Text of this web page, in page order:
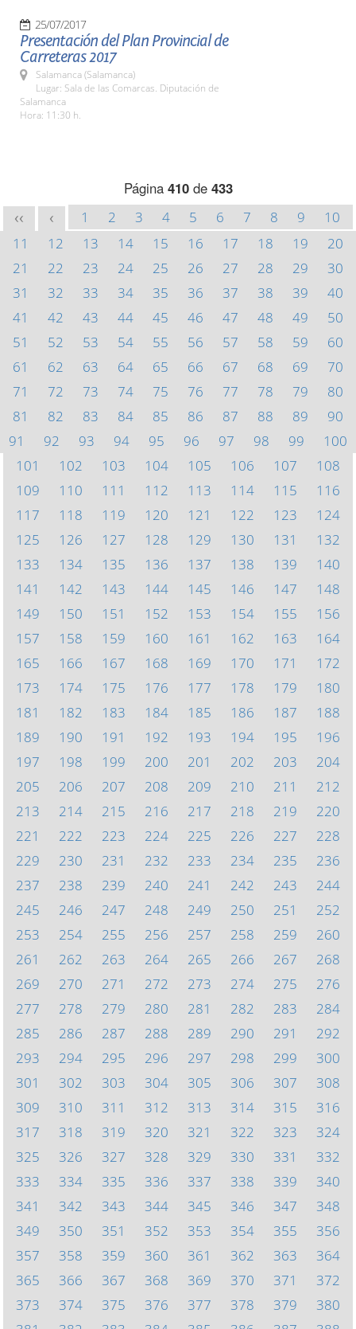
25/07/2017
Presentación del Plan Provincial de
Carreteras 2017
Salamanca (Salamanca)
Lugar: Sala de las Comarcas. Diputación de
Salamanca
Hora: 11:30 h.
Página 410de 433
<< < 1 2 3 4 5 6 7 8 9
10
11
12 13 14 15 16 17 18 19
20
21
22 23 24 25 26 27 28 29
30
31
32 33 34 35 36 37 38 39
40
41
42 43 44 45 46 47 48 49
50
51
52 53 54 55 56 57 58 59
60
61
62 63 64 65 66 67 68 69
70
71
72 73 74 75 76 77 78 79
80
81
82 83 84 85 86 87 88 89
90
91
92 93 94 95 96 97 98 99
100
101
102 103 104 105 106 107
108
109
110 111 112 113 114 115
116
117
118 119 120 121 122 123
124
125
126 127 128 129 130 131
132
133
134 135 136 137 138 139
140
141
142 143 144 145 146 147
148
149
150 151 152 153 154 155
156
157
158 159 160 161 162 163
164
165
166 167 168 169 170 171
172
173
174 175 176 177 178 179
180
181
182 183 184 185 186 187
188
189
190 191 192 193 194 195
196
197
198 199 200 201 202 203
204
205
206 207 208 209 210 211
212
213
214 215 216 217 218 219
220
221
222 223 224 225 226 227
228
229
230 231 232 233 234 235
236
237
238 239 240 241 242 243
244
245
246 247 248 249 250 251
252
253
254 255 256 257 258 259
260
261
262 263 264 265 266 267
268
269
270 271 272 273 274 275
276
277
278 279 280 281 282 283
284
285
286 287 288 289 290 291
292
293
294 295 296 297 298 299
300
301
302 303 304 305 306 307
308
309
310 311 312 313 314 315
316
317
318 319 320 321 322 323
324
325
326 327 328 329 330 331
332
333
334 335 336 337 338 339
340
341
342 343 344 345 346 347
348
349
350 351 352 353 354 355
356
357
358 359 360 361 362 363
364
365
366 367 368 369 370 371
372
373
374 375 376 377 378 379
380